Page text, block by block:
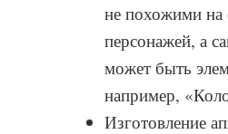
не похожими на
персонажей, а
может быть
например,
Изготовление